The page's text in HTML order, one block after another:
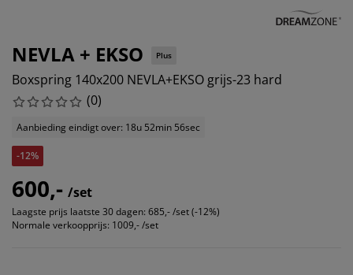
NEVLA + EKSO Plus
Boxspring 140x200 NEVLA+EKSO grijs-23 hard
(0)
Aanbieding eindigt over: 18u 52min 56sec
-12%
600,- /set
Laagste prijs laatste 30 dagen: 685,- /set (-12%)
Normale verkoopprijs: 1009,- /set